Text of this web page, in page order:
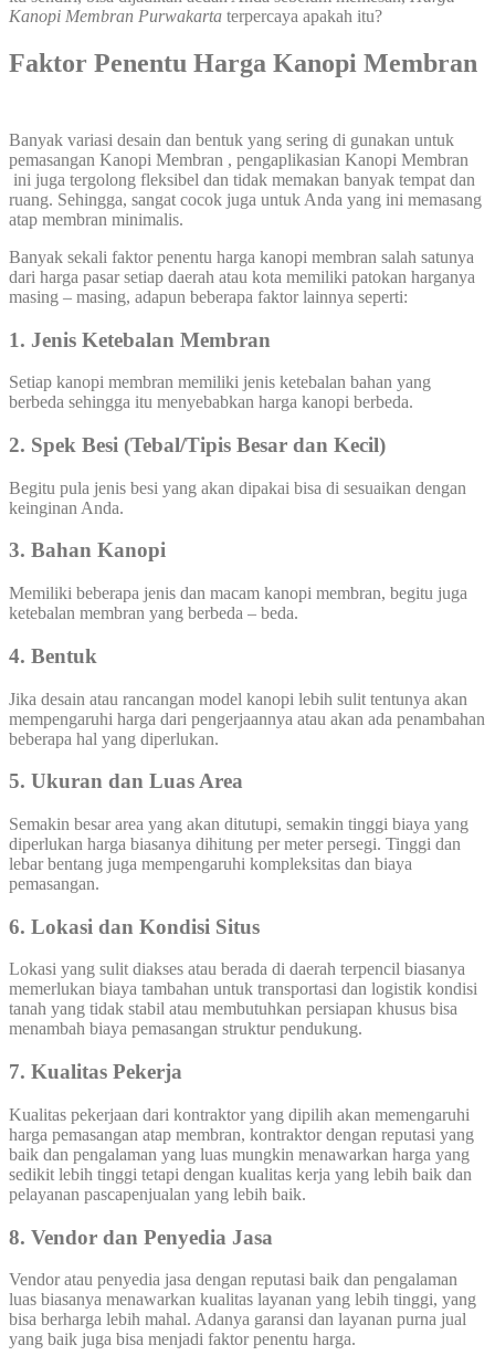
Kanopi Membran Purwakarta terpercaya apakah itu?
Faktor Penentu Harga Kanopi Membran
Banyak variasi desain dan bentuk yang sering di gunakan untuk
pemasangan Kanopi Membran , pengaplikasian Kanopi Membran
ini juga tergolong fleksibel dan tidak memakan banyak tempat dan
ruang. Sehingga, sangat cocok juga untuk Anda yang ini memasang
atap membran minimalis.
Banyak sekali faktor penentu harga kanopi membran salah satunya
dari harga pasar setiap daerah atau kota memiliki patokan harganya
masing – masing, adapun beberapa faktor lainnya seperti:
1. Jenis Ketebalan Membran
Setiap kanopi membran memiliki jenis ketebalan bahan yang
berbeda sehingga itu menyebabkan harga kanopi berbeda.
2. Spek Besi (Tebal/Tipis Besar dan Kecil)
Begitu pula jenis besi yang akan dipakai bisa di sesuaikan dengan
keinginan Anda.
3. Bahan Kanopi
Memiliki beberapa jenis dan macam kanopi membran, begitu juga
ketebalan membran yang berbeda – beda.
4. Bentuk
Jika desain atau rancangan model kanopi lebih sulit tentunya akan
mempengaruhi harga dari pengerjaannya atau akan ada penambahan
beberapa hal yang diperlukan.
5. Ukuran dan Luas Area
Semakin besar area yang akan ditutupi, semakin tinggi biaya yang
diperlukan harga biasanya dihitung per meter persegi. Tinggi dan
lebar bentang juga mempengaruhi kompleksitas dan biaya
pemasangan.
6. Lokasi dan Kondisi Situs
Lokasi yang sulit diakses atau berada di daerah terpencil biasanya
memerlukan biaya tambahan untuk transportasi dan logistik kondisi
tanah yang tidak stabil atau membutuhkan persiapan khusus bisa
menambah biaya pemasangan struktur pendukung.
7. Kualitas Pekerja
Kualitas pekerjaan dari kontraktor yang dipilih akan memengaruhi
harga pemasangan atap membran, kontraktor dengan reputasi yang
baik dan pengalaman yang luas mungkin menawarkan harga yang
sedikit lebih tinggi tetapi dengan kualitas kerja yang lebih baik dan
pelayanan pascapenjualan yang lebih baik.
8. Vendor dan Penyedia Jasa
Vendor atau penyedia jasa dengan reputasi baik dan pengalaman
luas biasanya menawarkan kualitas layanan yang lebih tinggi, yang
bisa berharga lebih mahal. Adanya garansi dan layanan purna jual
yang baik juga bisa menjadi faktor penentu harga.